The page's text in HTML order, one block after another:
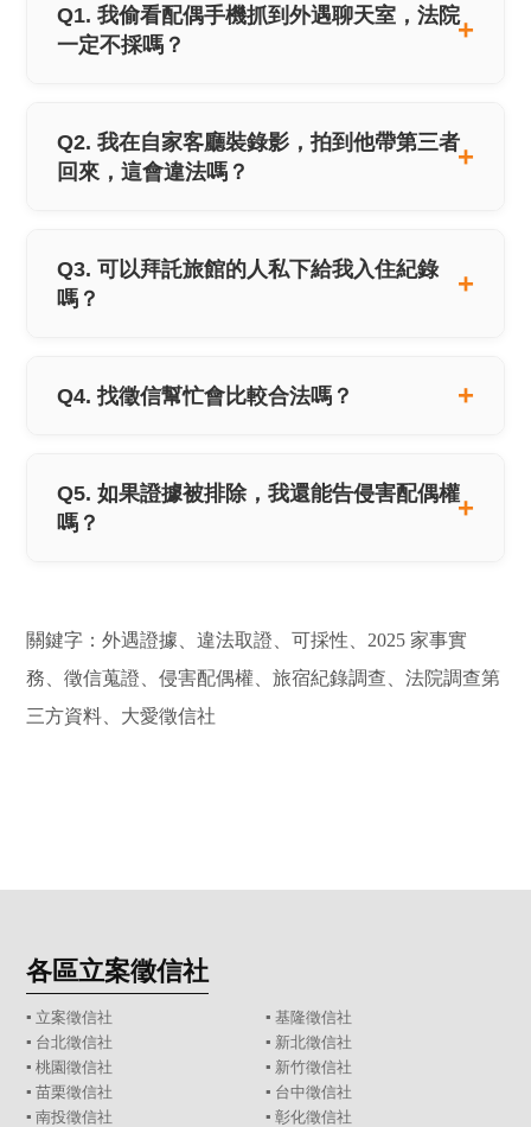
Q1. 我偷看配偶手機抓到外遇聊天室，法院
一定不採嗎？
Q2. 我在自家客廳裝錄影，拍到他帶第三者
回來，這會違法嗎？
Q3. 可以拜託旅館的人私下給我入住紀錄
嗎？
Q4. 找徵信幫忙會比較合法嗎？
Q5. 如果證據被排除，我還能告侵害配偶權
嗎？
關鍵字：外遇證據、違法取證、可採性、2025 家事實
務、徵信蒐證、侵害配偶權、旅宿紀錄調查、法院調查第
三方資料、大愛徵信社
各區立案徵信社
▪ 立案徵信社 ▪ 基隆徵信社
▪ 台北徵信社 ▪ 新北徵信社
▪桃園徵信社 ▪ 新竹徵信社
▪苗栗徵信社 ▪ 台中徵信社
▪南投徵信社 ▪ 彰化徵信社